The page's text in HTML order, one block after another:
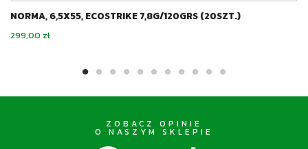
NORMA, 6,5X55, ECOSTRIKE 7,8G/120GRS (20SZT.)
Cena
299,00 zł
ZOBACZ OPINIE
O NASZYM SKLEPIE